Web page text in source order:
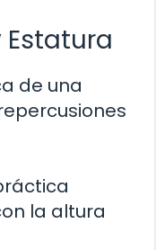
de una
la altura